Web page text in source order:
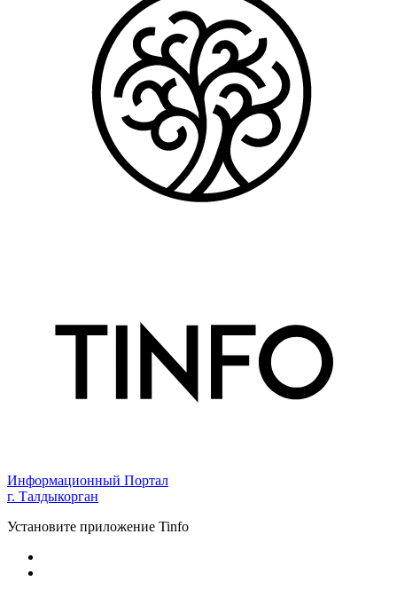
Информационный Портал
г. Талдыкорган
Установите приложение Tinfo